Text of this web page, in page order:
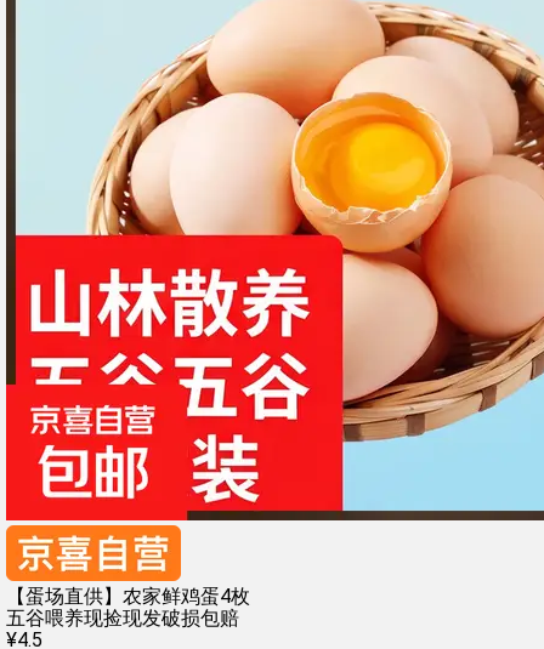
【蛋场直供】农家鲜鸡蛋4枚
五谷喂养现捡现发破损包赔
¥4.5